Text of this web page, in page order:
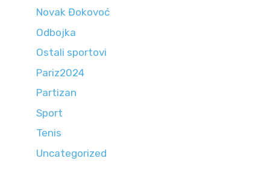
Novak Đokovoć
Odbojka
Ostali sportovi
Pariz2024
Partizan
Sport
Tenis
Uncategorized